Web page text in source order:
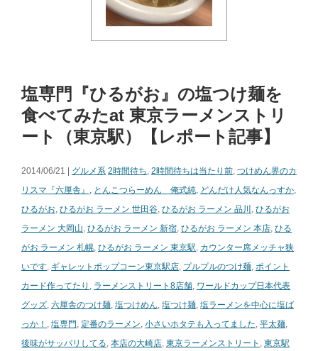
塩専門『ひるがお』の塩つけ麺を
食べてみたat 東京ラーメンストリ
ート（東京駅）【レポート記事】
2014/06/21 | グルメ系 2時間待ち, 2時間待ちは当たり前, つけめん界のカ
リスマ『六厘舎』 , とんこつらーめん 俺式純, どんだけ人気なんっすか,
ひるがお, ひるがお ラーメン 世田谷, ひるがお ラーメン 品川 , ひるがお
ラーメン 大岡山, ひるがお ラーメン 新宿, ひるがお ラーメン 本店, ひる
がお ラーメン 札幌, ひるがお ラーメン 東京駅, カウンター席メッチャ狭
いです, ギャレットポップコーン東京駅店, プルプルのつけ麺, ポイント
カード作ってたり , ラーメンストリート8店舗, ワールドカップ日本代表
グッズ, 六厘舎のつけ麺, 塩つけめん, 塩つけ麺, 塩ラーメンを中心に塩ば
っか！ , 塩専門, 定番のラーメン, 小さいホタテも入ってました, 平太麺,
後味がサッパリしてる, 本店の大崎店, 東京ラーメンストリート , 東京駅